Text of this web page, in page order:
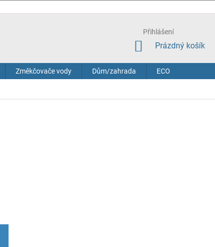
Přihlášení
NÁKUPNÍ
Prázdný košík
Změkčovače vody Dům/zahrada ECO